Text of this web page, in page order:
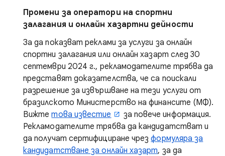
Промени за оператори на спортни
залагания и онлайн хазартни дейности
За да показват реклами за услуги за онлайн
спортни залагания или онлайн хазарт след 30
септември 2024 г., рекламодателите трябва да
представят доказателства, че са поискали
разрешение за извършване на тези услуги от
бразилското Министерство на финансите (МФ).
Вижтетова известие
за повече информация.
Рекламодателите трябва да кандидатстват и
да получат сертифициране чрезформуляра за
кандидатстване за онлайн хазарт, за да